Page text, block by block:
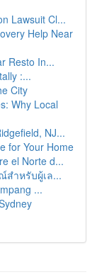
Lawsuit Cl...
Help Near
Resto In...
:...
City
Why Local
NJ...
for Your Home
el Norte d...
สำหรับผู้เล...
...